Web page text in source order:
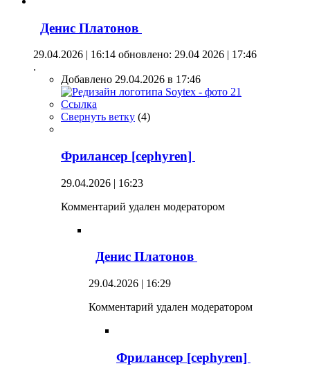
Денис Платонов
29.04.2026 | 16:14 обновлено: 29.04 2026 | 17:46
.
Добавлено 29.04.2026 в 17:46
Ссылка
Свернуть ветку (4)
Фрилансер [cephyren]
29.04.2026 | 16:23
Комментарий удален модератором
Денис Платонов
29.04.2026 | 16:29
Комментарий удален модератором
Фрилансер [cephyren]